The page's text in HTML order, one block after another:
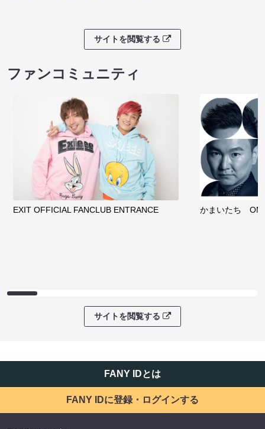
サイトを閲覧する
ファンコミュニティ
EXIT OFFICIAL FANCLUB ENTRANCE かまいたち
サイトを閲覧する
FANY IDとは
FANY IDに登録・ログインする